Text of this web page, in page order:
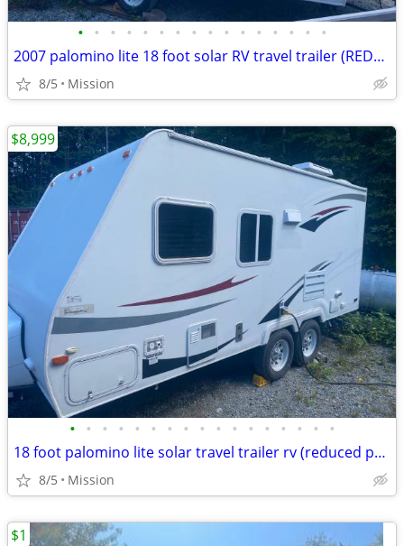
• • • • • • • • • • • • • • • •
2007 palomino lite 18 foot solar RV travel trailer (REDUCED PRICE!)
8/5 Mission
• • • • • • • • • • • • • • • • •
18 foot palomino lite solar travel trailer rv (reduced price)
8/5 Mission
$8,999
$1